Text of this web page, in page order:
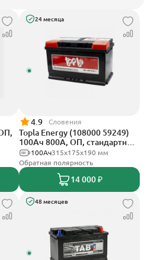
24 месяца
4.9 Словения
Topla Energy (108000 59249)
100Ач 800А, ОП, стандартные
клеммы315x175x190 мм
100Ач
Обратная полярность
14 000 ₽
48 месяцев